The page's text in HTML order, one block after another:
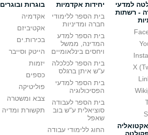
למדעי
- רשתות
X
יחידות אקדמיות
בית הספר ללימודי
חברה ומדיניות
בית הספר למדע
המדינה, ממשל
ויחסים בינלאומיים
בית הספר לכלכלה
ע"ש איתן ברגלס
בית הספר למדעי
הפסיכולוגיה
בית הספר לעבודה
סוציאלית ע"ש בוב
שאפל
החוג ללימודי עבודה
בוגרות ובוגרים
אקדמיה
אקטיביזם
בכירות.ים
הייטק וסייבר
יזמות
כספים
פוליטיקה
צבא ומשטרה
תקשורת ומדיה